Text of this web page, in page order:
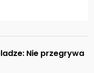
Nie przegrywa